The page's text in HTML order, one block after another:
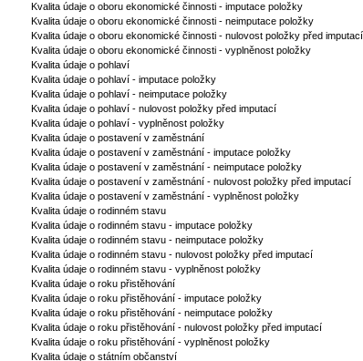
Kvalita údaje o oboru ekonomické činnosti - imputace položky
Kvalita údaje o oboru ekonomické činnosti - neimputace položky
Kvalita údaje o oboru ekonomické činnosti - nulovost položky před imputací
Kvalita údaje o oboru ekonomické činnosti - vyplněnost položky
Kvalita údaje o pohlaví
Kvalita údaje o pohlaví - imputace položky
Kvalita údaje o pohlaví - neimputace položky
Kvalita údaje o pohlaví - nulovost položky před imputací
Kvalita údaje o pohlaví - vyplněnost položky
Kvalita údaje o postavení v zaměstnání
Kvalita údaje o postavení v zaměstnání - imputace položky
Kvalita údaje o postavení v zaměstnání - neimputace položky
Kvalita údaje o postavení v zaměstnání - nulovost položky před imputací
Kvalita údaje o postavení v zaměstnání - vyplněnost položky
Kvalita údaje o rodinném stavu
Kvalita údaje o rodinném stavu - imputace položky
Kvalita údaje o rodinném stavu - neimputace položky
Kvalita údaje o rodinném stavu - nulovost položky před imputací
Kvalita údaje o rodinném stavu - vyplněnost položky
Kvalita údaje o roku přistěhování
Kvalita údaje o roku přistěhování - imputace položky
Kvalita údaje o roku přistěhování - neimputace položky
Kvalita údaje o roku přistěhování - nulovost položky před imputací
Kvalita údaje o roku přistěhování - vyplněnost položky
Kvalita údaje o státním občanství